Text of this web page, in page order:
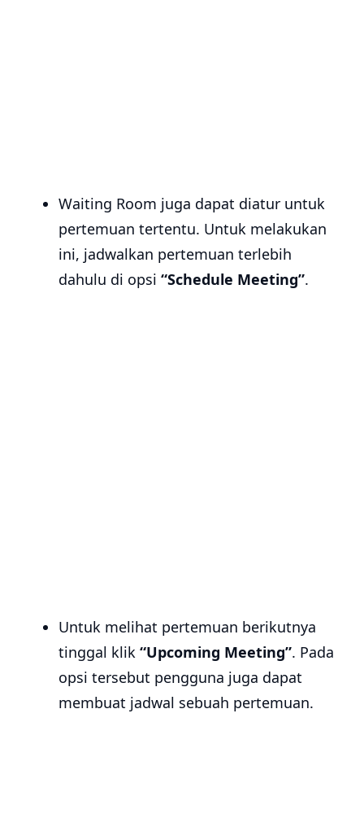
Waiting Room juga dapat diatur untuk
pertemuan tertentu. Untuk melakukan
ini, jadwalkan pertemuan terlebih
dahulu di opsi “Schedule Meeting”.
Untuk melihat pertemuan berikutnya
tinggal klik “Upcoming Meeting”. Pada
opsi tersebut pengguna juga dapat
membuat jadwal sebuah pertemuan.